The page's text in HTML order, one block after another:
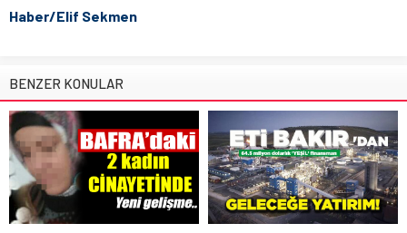
Haber/Elif Sekmen
BENZER KONULAR